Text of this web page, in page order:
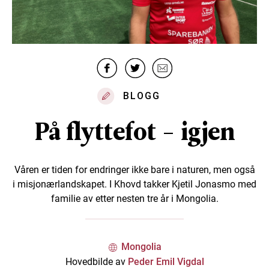
BLOGG
På flyttefot - igjen
Våren er tiden for endringer ikke bare i naturen, men også
i misjonærlandskapet. I Khovd takker Kjetil Jonasmo med
familie av etter nesten tre år i Mongolia.
Mongolia
Hovedbilde av Peder Emil Vigdal